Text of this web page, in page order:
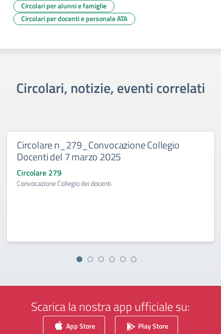
Circolari per alunni e famiglie
Circolari per docenti e personale ATA
Circolari, notizie, eventi correlati
Circolare n_279_Convocazione Collegio
Docenti del 7 marzo 2025
Circolare 279
Convocazione Collegio dei docenti
Scarica la nostra app ufficiale su:
App Store Play Store